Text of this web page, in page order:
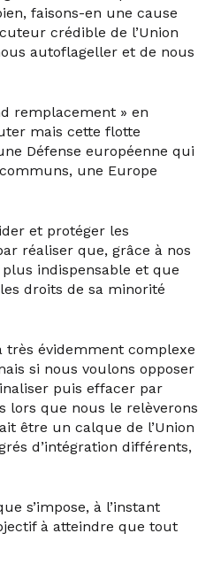
faisons-en une cause
crédible de l’Union
autoflageller et de nous
remplacement » en
mais cette flotte
Défense européenne qui
une Europe
et protéger les
réaliser que, grâce à nos
indispensable et que
droits de sa minorité
très évidemment complexe
si nous voulons opposer
puis effacer par
lors que nous le relèverons
être un calque de l’Union
d’intégration différents,
s’impose, à l’instant
à atteindre que tout